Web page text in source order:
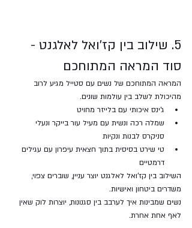
5. שילוב בין קז’ואל לאלגנט -
סוד המראה המתוחכם
המראה המתוחכם של נשים עם סטייל מגיע לרוב
מהיכולת לשלב בין עולמות שונים.
ג'ינס איכותי עם בלייזר מחויט
שמלה רכה ונשית עם מעיל עור בייקר ונעלי
סניקרס לבנות ונקיות
טי שירט בסיסית בתוך חצאית עיפרון עם עגילים
דרמטיים
השילוב בין קז'ואל לאלגנט יוצר עניין, שוברים צפוי,
משדרים ביטחון ואישיות.
נשים שמבינות איך לערבב בין סגנונות, יוצרות לוק שאין
לאף אחת אחרת.